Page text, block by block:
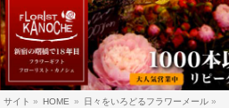
サイト » HOME » 日々をいろどるフラワーメール »